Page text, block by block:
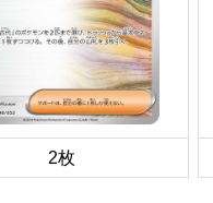
2枚